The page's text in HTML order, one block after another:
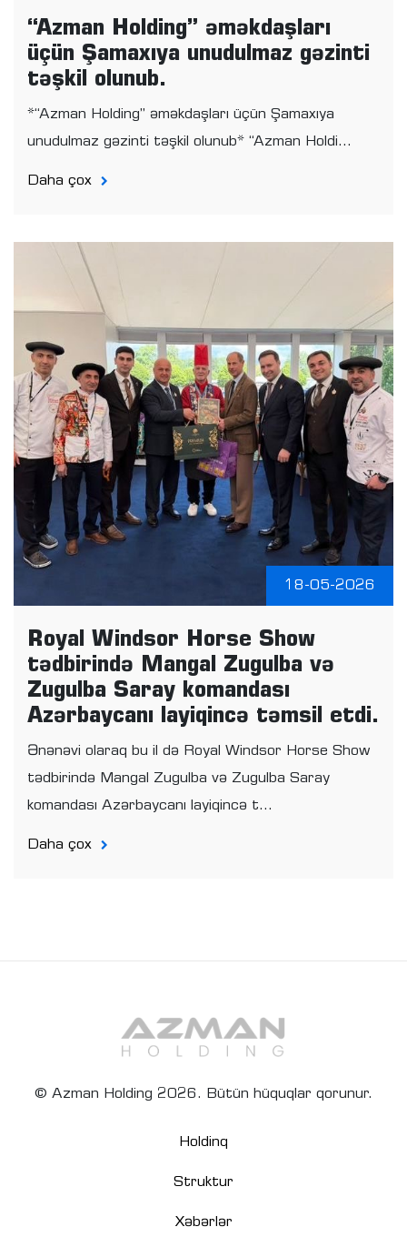
“Azman Holding” əməkdaşları
üçün Şamaxıya unudulmaz gəzinti
təşkil olunub.
*“Azman Holding” əməkdaşları üçün Şamaxıya
unudulmaz gəzinti təşkil olunub* “Azman Holdi...
Daha çox
18-05-2026
Royal Windsor Horse Show
tədbirində Mangal Zugulba və
Zugulba Saray komandası
Azərbaycanı layiqincə təmsil etdi.
Ənənəvi olaraq bu il də Royal Windsor Horse Show
tədbirində Mangal Zugulba və Zugulba Saray
komandası Azərbaycanı layiqincə t...
Daha çox
© Azman Holding 2026. Bütün hüquqlar qorunur.
Holdinq
Struktur
Xəbərlər